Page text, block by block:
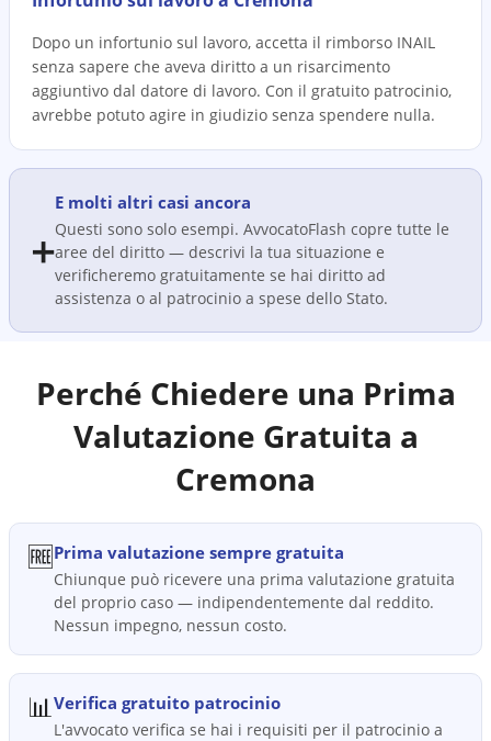
Dopo un infortunio sul lavoro, accetta il rimborso INAIL
senza sapere che aveva diritto a un risarcimento
aggiuntivo dal datore di lavoro. Con il gratuito patrocinio,
avrebbe potuto agire in giudizio senza spendere nulla.
➕
E molti altri casi ancora
Questi sono solo esempi. AvvocatoFlash copre tutte le
aree del diritto — descrivi la tua situazione e
verificheremo gratuitamente se hai diritto ad
assistenza o al patrocinio a spese dello Stato.
Perché Chiedere una Prima
Valutazione Gratuita a
Cremona
🆓Prima valutazione sempre gratuita
Chiunque può ricevere una prima valutazione gratuita
del proprio caso — indipendentemente dal reddito.
Nessun impegno, nessun costo.
📊Verifica gratuito patrocinio
L'avvocato verifica se hai i requisiti per il patrocinio a